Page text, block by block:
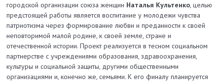
городской организации союза женщин Наталья Культенко, целью
предстоящей работы является воспитание у молодежи чувства
патриотизма через формирование любви и преданности к своей
неповторимой малой родине, к своей земле, стране и
отечественной истории. Проект реализуется в тесном социальном
партнерстве с учреждениями образования, здравоохранения,
культуры и социальной защиты, другими общественными
организациями и, конечно же, семьями. К его финалу планируется